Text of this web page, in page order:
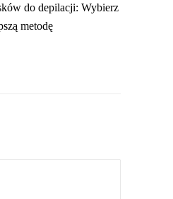
do depilacji: Wybierz
metodę